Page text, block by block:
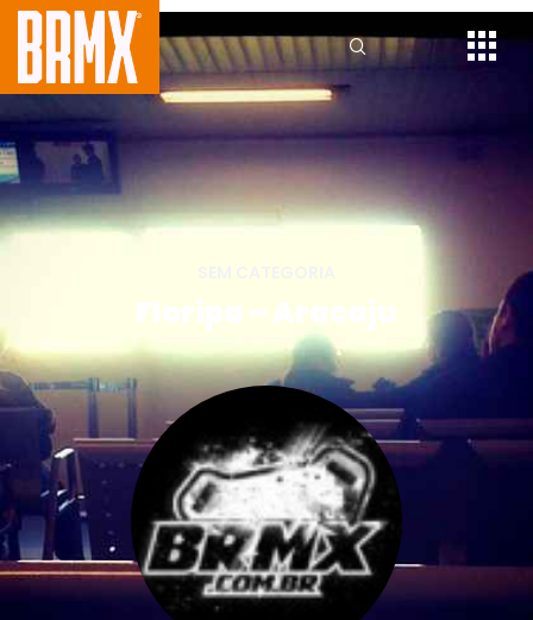
Floripa – Aracaju